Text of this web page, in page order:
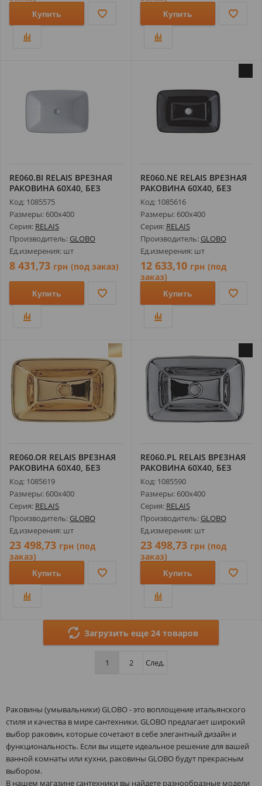
Купить Купить
RE060.BI RELAIS ВРЕЗНАЯ
РАКОВИНА 60X40, БЕЗ
ПЕРЕЛИВА...
Код: 1085575
Размеры: 600х400
Серия: RELAIS
Производитель: GLOBO
Ед.измерения: шт
8 431,73 грн (под заказ)
Купить
RE060.NE RELAIS ВРЕЗНАЯ
РАКОВИНА 60X40, БЕЗ
ПЕРЕЛИВА...
Код: 1085616
Размеры: 600х400
Серия: RELAIS
Производитель: GLOBO
Ед.измерения: шт
12 633,10 грн (под
заказ)
Купить
RE060.OR RELAIS ВРЕЗНАЯ
РАКОВИНА 60X40, БЕЗ
ПЕРЕЛИВА...
Код: 1085619
Размеры: 600х400
Серия: RELAIS
Производитель: GLOBO
Ед.измерения: шт
23 498,73 грн (под
заказ)
Купить
RE060.PL RELAIS ВРЕЗНАЯ
РАКОВИНА 60X40, БЕЗ
ПЕРЕЛИВА...
Код: 1085590
Размеры: 600х400
Серия: RELAIS
Производитель: GLOBO
Ед.измерения: шт
23 498,73 грн (под
заказ)
Купить
Загрузить еще 24 товаров
1 2 След.
Раковины (умывальники) GLOBO - это воплощение итальянского
стиля и качества в мире сантехники. GLOBO предлагает широкий
выбор раковин, которые сочетают в себе элегантный дизайн и
функциональность. Если вы ищете идеальное решение для вашей
ванной комнаты или кухни, раковины GLOBO будут прекрасным
выбором.
В нашем магазине сантехники вы найдете разнообразные модели